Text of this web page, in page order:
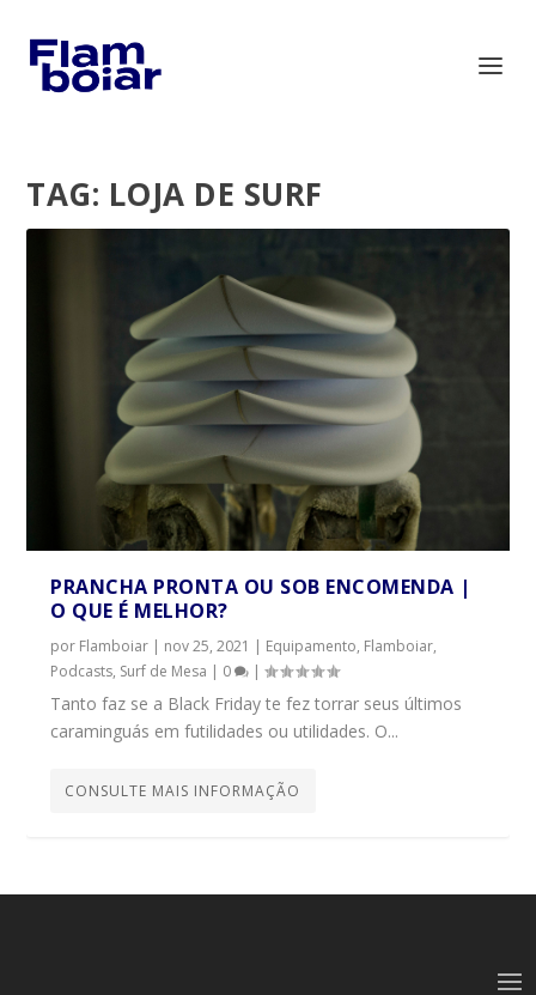
TAG: LOJA DE SURF
PRANCHA PRONTA OU SOB ENCOMENDA |
O QUE É MELHOR?
por Flamboiar | nov 25, 2021 | Equipamento, Flamboiar,
Podcasts, Surf de Mesa | 0 |
Tanto faz se a Black Friday te fez torrar seus últimos
caraminguás em futilidades ou utilidades. O...
CONSULTE MAIS INFORMAÇÃO